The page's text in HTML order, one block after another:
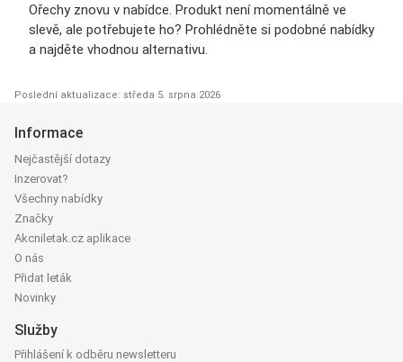
Ořechy znovu v nabídce. Produkt není momentálně ve
slevě, ale potřebujete ho? Prohlédněte si podobné nabídky
a najděte vhodnou alternativu.
Poslední aktualizace: středa 5. srpna 2026
Informace
Nejčastější dotazy
Inzerovat?
Všechny nabídky
Značky
Akcniletak.cz aplikace
O nás
Přidat leták
Novinky
Služby
Přihlášení k odběru newsletteru